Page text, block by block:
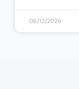
06/12/2026